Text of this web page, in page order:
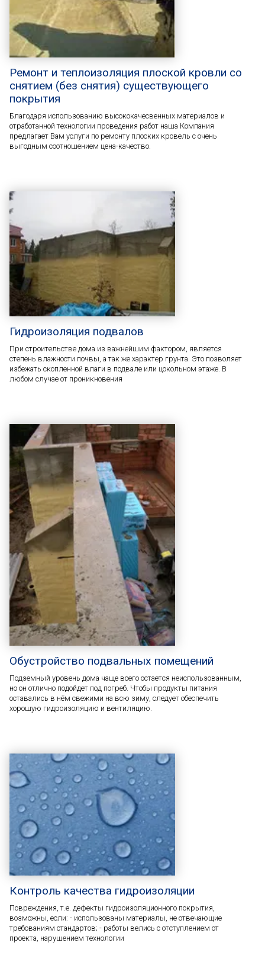
Ремонт и теплоизоляция плоской кровли со
снятием (без снятия) существующего
покрытия
Благодаря использованию высококачесвенных материалов и
отработанной технологии проведения работ наша Компания
предлагает Вам услуги по ремонту плоских кровель с очень
выгодным соотношением цена-качество.
Гидроизоляция подвалов
При строительстве дома из важнейшим фактором, является
степень влажности почвы, а так же характер грунта. Это позволяет
избежать скопленной влаги в подвале или цокольном этаже. В
любом случае от проникновения
Обустройство подвальных помещений
Подземный уровень дома чаще всего остается неиспользованным,
но он отлично подойдет под погреб. Чтобы продукты питания
оставались в нём свежими на всю зиму, следует обеспечить
хорошую гидроизоляцию и вентиляцию.
Контроль качества гидроизоляции
Повреждения, т.е. дефекты гидроизоляционного покрытия,
возможны, если: - использованы материалы, не отвечающие
требованиям стандартов; - работы велись с отступлением от
проекта, нарушением технологии